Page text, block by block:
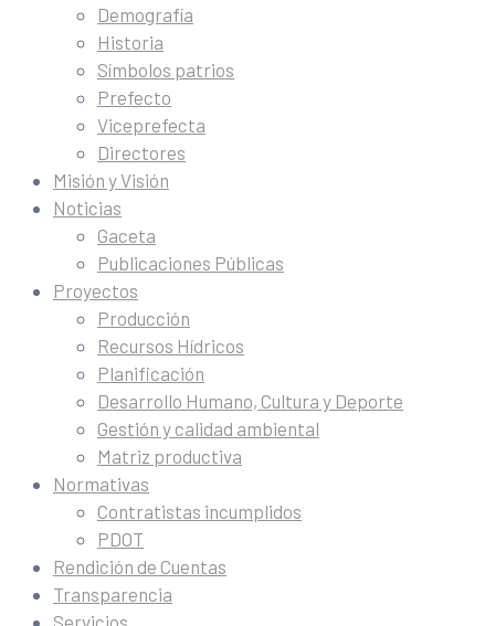
Demografía
Historia
Símbolos patrios
Prefecto
Viceprefecta
Directores
Misión y Visión
Noticias
Gaceta
Publicaciones Públicas
Proyectos
Producción
Recursos Hídricos
Planificación
Desarrollo Humano, Cultura y Deporte
Gestión y calidad ambiental
Matriz productiva
Normativas
Contratistas incumplidos
PDOT
Rendición de Cuentas
Transparencia
Servicios